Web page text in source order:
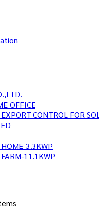
OFFICE
CONTROL FOR
3.3KWP
11.1KWP